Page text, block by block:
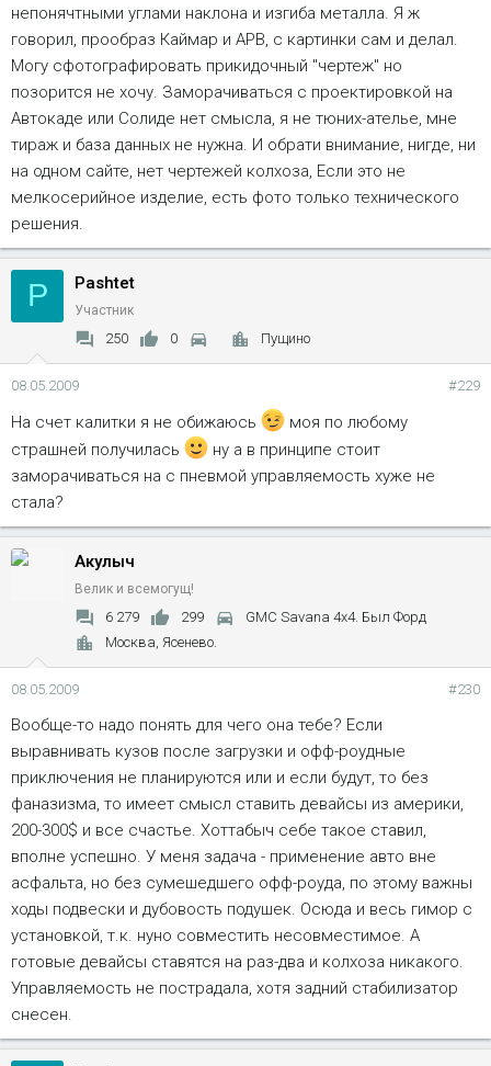
непонячтными углами наклона и изгиба металла. Я ж
говорил, прообраз Каймар и АРВ, с картинки сам и делал.
Могу сфотографировать прикидочный "чертеж" но
позорится не хочу. Заморачиваться с проектировкой на
Автокаде или Солиде нет смысла, я не тюних-ателье, мне
тираж и база данных не нужна. И обрати внимание, нигде, ни
на одном сайте, нет чертежей колхоза, Если это не
мелкосерийное изделие, есть фото только технического
решения.
P Pashtet
Участник
250 0 Пущино
08.05.2009 #229
На счет калитки я не обижаюсь
моя по любому
страшней получилась
ну а в принципе стоит
заморачиваться на с пневмой управляемость хуже не
стала?
Акулыч
Велик и всемогущ!
6 279 299
GMC Savana 4x4. Был Форд
Москва, Ясенево.
08.05.2009 #230
Вообще-то надо понять для чего она тебе? Если
выравнивать кузов после загрузки и офф-роудные
приключения не планируются или и если будут, то без
фаназизма, то имеет смысл ставить девайсы из америки,
200-300$ и все счастье. Хоттабыч себе такое ставил,
вполне успешно. У меня задача - применение авто вне
асфальта, но без сумешедшего офф-роуда, по этому важны
ходы подвески и дубовость подушек. Осюда и весь гимор с
установкой, т.к. нуно совместить несовместимое. А
готовые девайсы ставятся на раз-два и колхоза никакого.
Управляемость не пострадала, хотя задний стабилизатор
снесен.